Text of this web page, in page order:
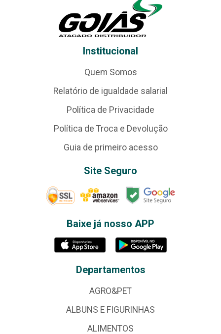
Institucional
Quem Somos
Relatório de igualdade salarial
Política de Privacidade
Política de Troca e Devolução
Guia de primeiro acesso
Site Seguro
Baixe já nosso APP
Departamentos
AGRO&PET
ALBUNS E FIGURINHAS
ALIMENTOS